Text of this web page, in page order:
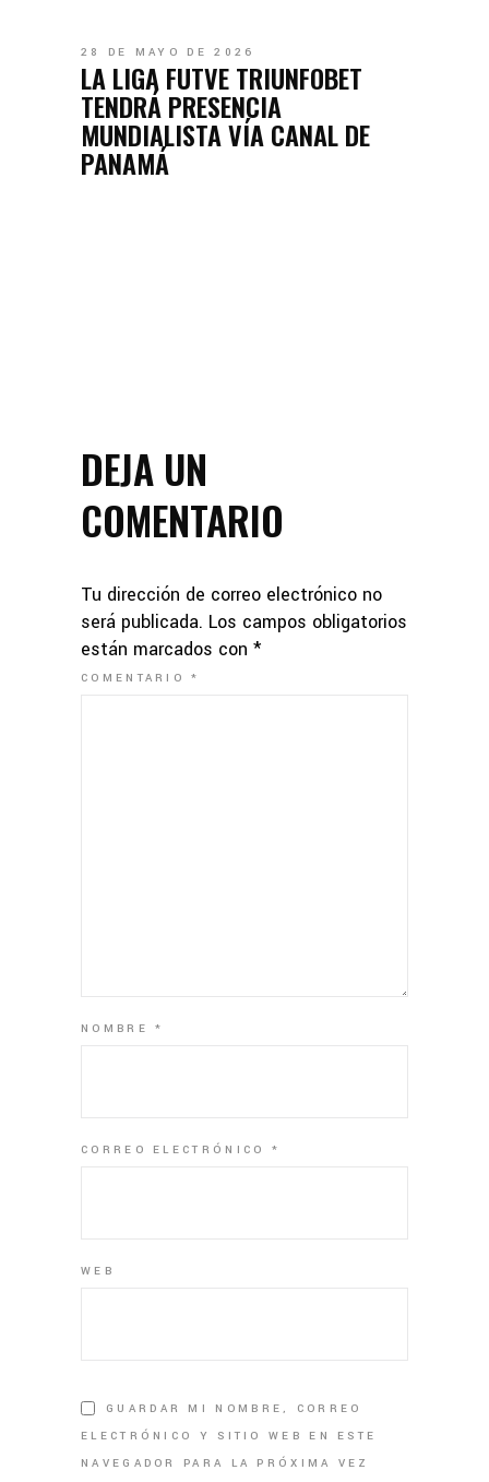
28 DE MAYO DE 2026
LA LIGA FUTVE TRIUNFOBET
TENDRÁ PRESENCIA
MUNDIALISTA VÍA CANAL DE
PANAMÁ
DEJA UN
COMENTARIO
Tu dirección de correo electrónico no
será publicada. Los campos obligatorios
están marcados con *
COMENTARIO*
NOMBRE*
CORREO ELECTRÓNICO *
WEB
GUARDAR MI NOMBRE, CORREO
ELECTRÓNICO Y SITIO WEB EN ESTE
NAVEGADOR PARA LA PRÓXIMA VEZ